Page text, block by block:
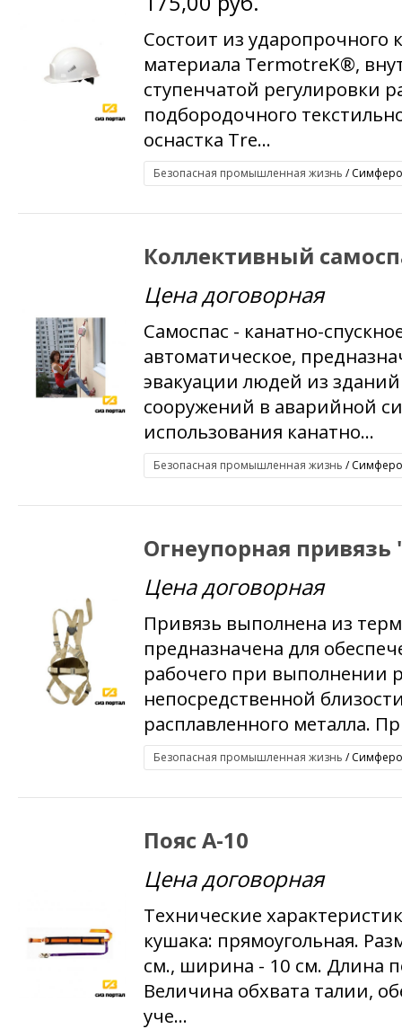
Состоит из ударопрочного
материала TermotreK®,
ступенчатой регулировки
подбородочного
оснастка Tre...
Безопасная промышленная жизнь /
Коллективный
Цена договорная
Самоспас - канатно-
автоматическое,
эвакуации людей из
сооружений в аварийной
использования канатно...
Безопасная промышленная жизнь /
Огнеупорная привязь
Цена договорная
Привязь выполнена из
предназначена для
рабочего при выполнении
непосредственной
расплавленного металла.
Безопасная промышленная жизнь /
Пояс А-10
Цена договорная
Технические
кушака: прямоугольная.
см., ширина - 10 см. Длина
Величина обхвата талии,
уче...